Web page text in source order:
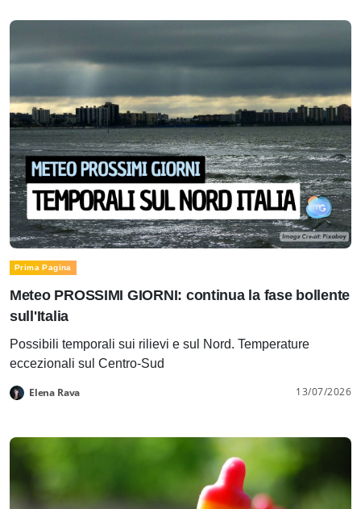
Prima Pagina
Meteo PROSSIMI GIORNI: continua la fase bollente
sull'Italia
Possibili temporali sui rilievi e sul Nord. Temperature
eccezionali sul Centro-Sud
Elena Rava 13/07/2026